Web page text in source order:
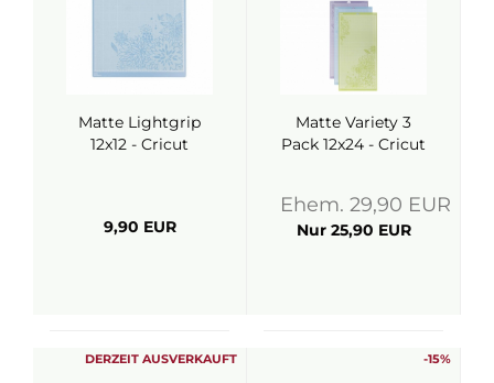
Matte Lightgrip
12x12 - Cricut
9,90 EUR
Matte Variety 3
Pack 12x24 - Cricut
Ehem. 29,90 EUR
Nur 25,90 EUR
DERZEIT AUSVERKAUFT -15%